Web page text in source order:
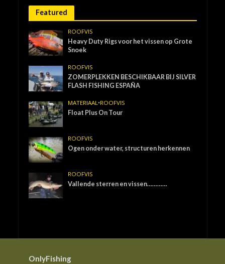
Featured
ROOFVIS
Heavy Duty Rigs voor het vissen op Grote
Snoek
ROOFVIS
ZOMERPLEKKEN BESCHIKBAAR BIJ SILVER
FLASH FISHING ESPAÑA
MATERIAAL•ROOFVIS
Float Plus On Tour
ROOFVIS
Ogen onder water, structuren herkennen
ROOFVIS
Vallende sterren en vissen…………
OnlyFishing